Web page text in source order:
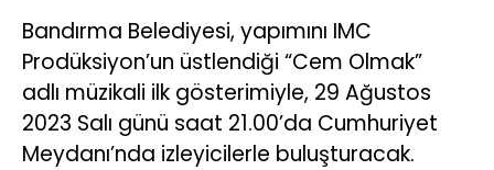
Bandırma Belediyesi, yapımını IMC
Prodüksiyon’un üstlendiği “Cem Olmak”
adlı müzikali ilk gösterimiyle, 29 Ağustos
2023 Salı günü saat 21.00’da Cumhuriyet
Meydanı’nda izleyicilerle buluşturacak.